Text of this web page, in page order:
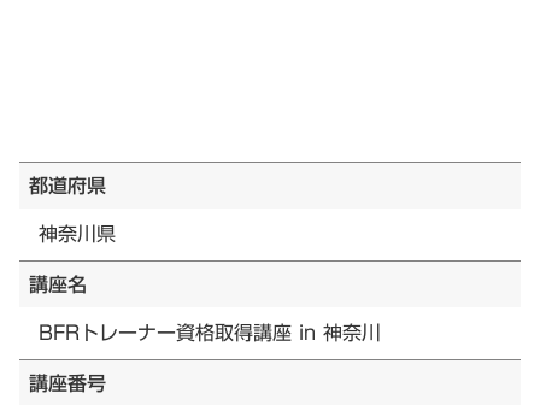
都道府県
神奈川県
講座名
BFRトレーナー資格取得講座 in 神奈川
講座番号